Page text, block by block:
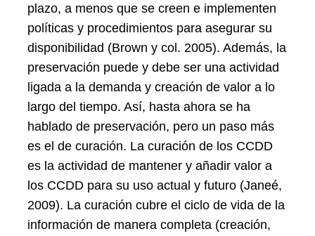
plazo, a menos que se creen e implementen
políticas y procedimientos para asegurar su
disponibilidad (Brown y col. 2005). Además, la
preservación puede y debe ser una actividad
ligada a la demanda y creación de valor a lo
largo del tiempo. Así, hasta ahora se ha
hablado de preservación, pero un paso más
es el de curación. La curación de los CCDD
es la actividad de mantener y añadir valor a
los CCDD para su uso actual y futuro (Janeé,
2009). La curación cubre el ciclo de vida de la
información de manera completa (creación,